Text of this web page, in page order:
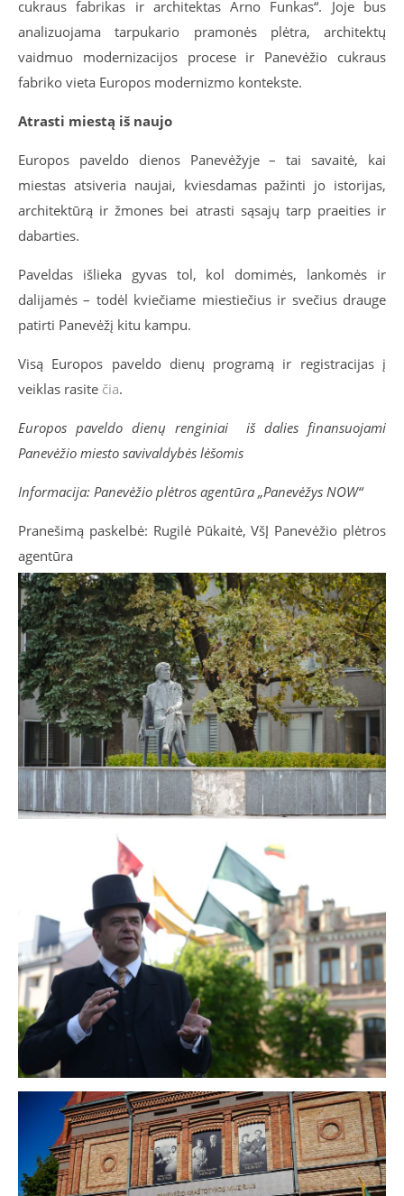
cukraus fabrikas ir architektas Arno Funkas“. Joje bus
analizuojama tarpukario pramonės plėtra, architektų
vaidmuo modernizacijos procese ir Panevėžio cukraus
fabriko vieta Europos modernizmo kontekste.
Atrasti miestą iš naujo
Europos paveldo dienos Panevėžyje – tai savaitė, kai
miestas atsiveria naujai, kviesdamas pažinti jo istorijas,
architektūrą ir žmones bei atrasti sąsajų tarp praeities ir
dabarties.
Paveldas išlieka gyvas tol, kol domimės, lankomės ir
dalijamės – todėl kviečiame miestiečius ir svečius drauge
patirti Panevėžį kitu kampu.
Visą Europos paveldo dienų programą ir registracijas į
veiklas rasite čia.
Europos paveldo dienų renginiai iš dalies finansuojami
Panevėžio miesto savivaldybės lėšomis
Informacija: Panevėžio plėtros agentūra „Panevėžys NOW“
Pranešimą paskelbė: Rugilė Pūkaitė, VšĮ Panevėžio plėtros
agentūra